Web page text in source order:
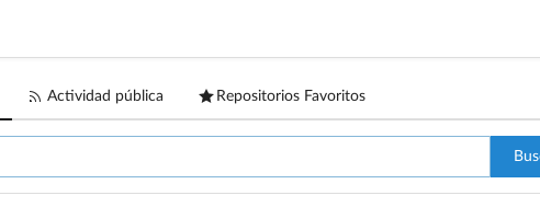
Actividad pública Repositorios Favoritos